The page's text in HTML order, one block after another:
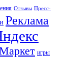
Отзывы Пресс-
Реклама
игры